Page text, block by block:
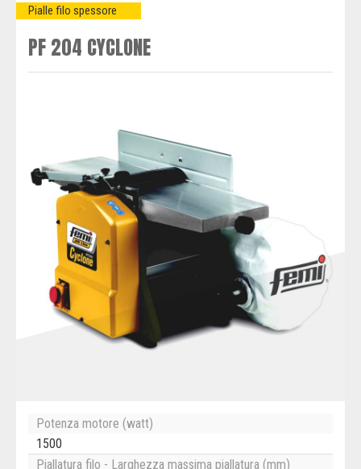
Pialle filo spessore
PF 204 CYCLONE
Potenza motore (watt)
1500
Piallatura filo - Larghezza massima piallatura (mm)